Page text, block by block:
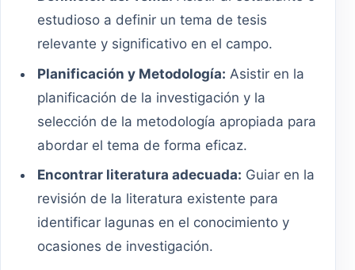
estudioso a definir un tema de tesis
relevante y significativo en el campo.
Planificación y Metodología: Asistir en la
planificación de la investigación y la
selección de la metodología apropiada para
abordar el tema de forma eficaz.
Encontrar literatura adecuada: Guiar en la
revisión de la literatura existente para
identificar lagunas en el conocimiento y
ocasiones de investigación.